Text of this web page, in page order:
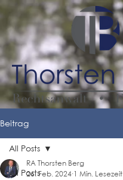
Beitrag
All Posts
All Posts
RA Thorsten Berg
26. Feb. 2024 1 Min. Lesezeit